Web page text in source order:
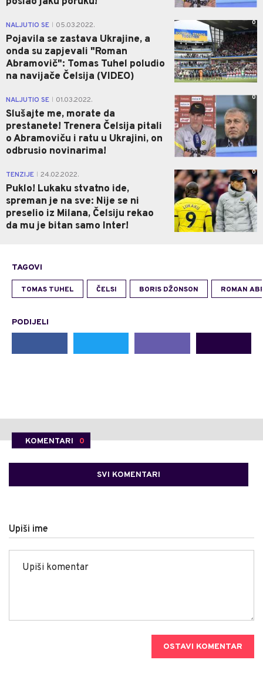
NALJUTIO SE 05.03.2022.
Pojavila se zastava Ukrajine, a
onda su zapjevali "Roman
Abramovič": Tomas Tuhel poludio
na navijače Čelsija (VIDEO)
0
NALJUTIO SE 01.03.2022.
Slušajte me, morate da
prestanete! Trenera Čelsija pitali
o Abramoviču i ratu u Ukrajini, on
odbrusio novinarima!
0
TENZIJE 24.02.2022.
Puklo! Lukaku stvatno ide,
spreman je na sve: Nije se ni
preselio iz Milana, Čelsiju rekao
da mu je bitan samo Inter!
0
TAGOVI
TOMAS TUHEL ČELSI BORIS DŽONSON ROMAN
PODIJELI
KOMENTARI 0
SVI KOMENTARI
Upiši ime
OSTAVI KOMENTAR